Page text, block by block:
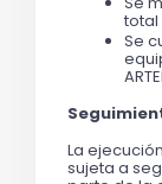
Se
La
sujeta a